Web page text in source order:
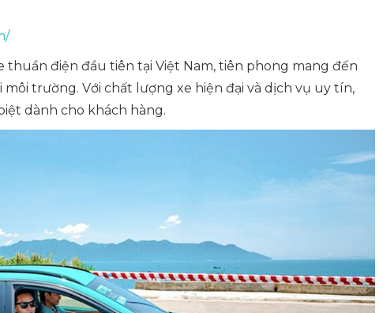
thuần điện đầu tiên tại Việt Nam, tiên phong mang đến
trường. Với chất lượng xe hiện đại và dịch vụ uy tín,
dành cho khách hàng.